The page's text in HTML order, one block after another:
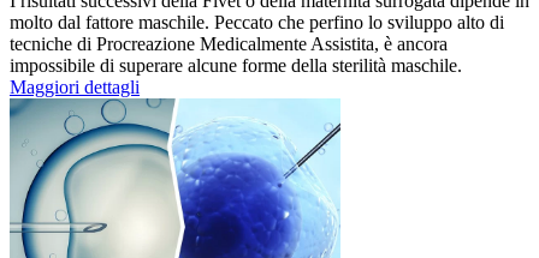
molto dal fattore maschile. Peccato che perfino lo sviluppo alto di
tecniche di Procreazione Medicalmente Assistita, è ancora
impossibile di superare alcune forme della sterilità maschile.
Maggiori dettagli